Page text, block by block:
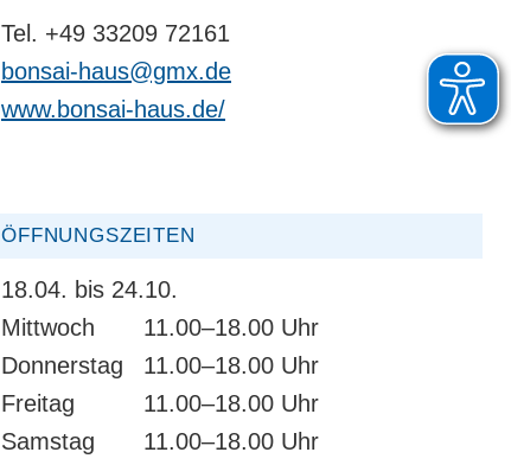
Tel. +49 33209 72161
bonsai-haus@gmx.de
www.bonsai-haus.de/
ÖFFNUNGSZEITEN
18.04. bis 24.10.
Mittwoch
11.00–18.00 Uhr
Donnerstag
11.00–18.00 Uhr
Freitag
11.00–18.00 Uhr
Samstag
11.00–18.00 Uhr